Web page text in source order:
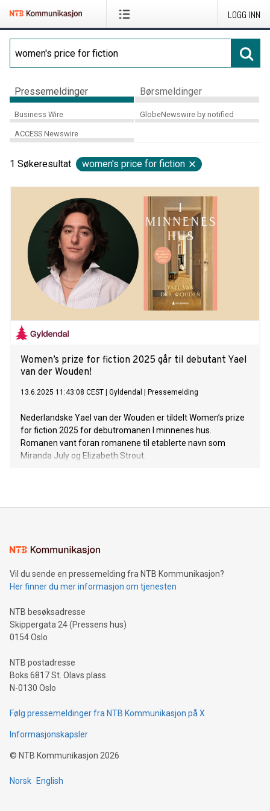
LOGG INN
Pressemeldinger Børsmeldinger
Business Wire GlobeNewswire by notified
ACCESS Newswire
1 Søkeresultat women's price for fiction
Women’s prize for fiction 2025 går til debutant Yael
van der Wouden!
13.6.2025 11:43:08 CEST Gyldendal Pressemelding
Nederlandske Yael van der Wouden er tildelt Women’s prize
for fiction 2025 for debutromanen I minnenes hus.
Romanen vant foran romanene til etablerte navn som
Miranda July og Elizabeth Strout.
Vil du sende en pressemelding fra NTB Kommunikasjon?
Her finner du mer informasjon om tjenesten
NTB besøksadresse
Skippergata 24 (Pressens hus)
0154 Oslo
NTB postadresse
Boks 6817 St. Olavs plass
N-0130 Oslo
Følg pressemeldinger fra NTB Kommunikasjon på X
Informasjonskapsler
© NTB Kommunikasjon 2026
Norsk English